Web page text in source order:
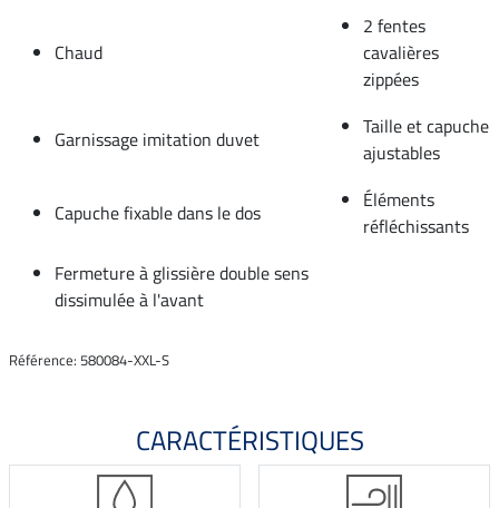
Chaud
2 fentes
cavalières
zippées
Garnissage imitation duvet
Taille et capuche
ajustables
Capuche fixable dans le dos
Éléments
réfléchissants
Fermeture à glissière double sens
dissimulée à l'avant
Référence: 580084-XXL-S
CARACTÉRISTIQUES